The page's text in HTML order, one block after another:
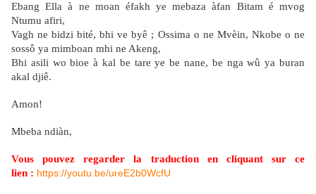
Ebang Ella à ne moan éfakh ye mebaza àfan Bitam é mvog
Ntumu afiri,
Vagh ne bidzi bité, bhi ve byê ; Ossima o ne Mvèin, Nkobe o ne
sossô ya mimboan mhi ne Akeng,
Bhi asili wo bioe à kal be tare ye be nane, be nga wû ya buran
akal djiê.
Amon!
Mbeba ndiàn,
Vous pouvez regarder la traduction en cliquant sur ce
lien : https://youtu.be/ureE2b0WcfU